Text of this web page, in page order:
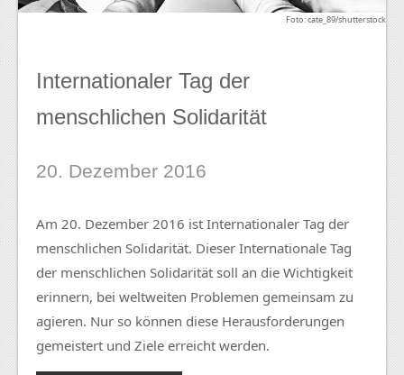
Foto: cate_89/shutterstock
Internationaler Tag der
menschlichen Solidarität
20. Dezember 2016
Am 20. Dezember 2016 ist Internationaler Tag der
menschlichen Solidarität. Dieser Internationale Tag
der menschlichen Solidarität soll an die Wichtigkeit
erinnern, bei weltweiten Problemen gemeinsam zu
agieren. Nur so können diese Herausforderungen
gemeistert und Ziele erreicht werden.